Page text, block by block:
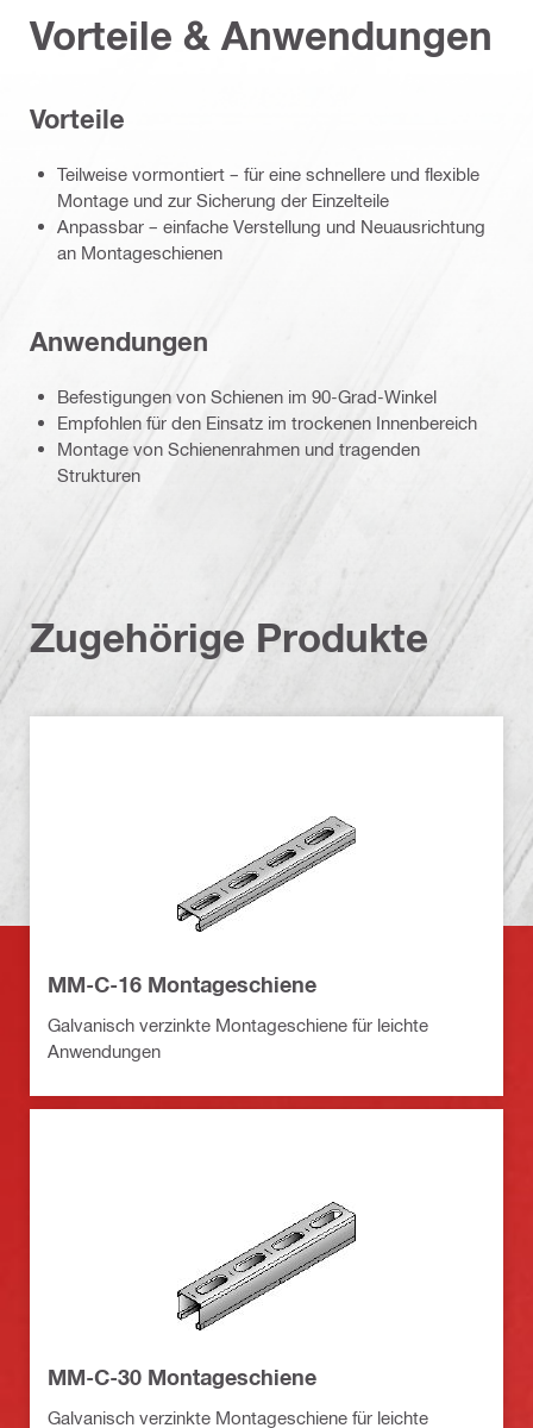
Vorteile & Anwendungen
Vorteile
Teilweise vormontiert – für eine schnellere und flexible
Montage und zur Sicherung der Einzelteile
Anpassbar – einfache Verstellung und Neuausrichtung
an Montageschienen
Anwendungen
Befestigungen von Schienen im 90-Grad-Winkel
Empfohlen für den Einsatz im trockenen Innenbereich
Montage von Schienenrahmen und tragenden
Strukturen
Zugehörige Produkte
MM-C-16 Montageschiene
Galvanisch verzinkte Montageschiene für leichte
Anwendungen
MM-C-30 Montageschiene
Galvanisch verzinkte Montageschiene für leichte